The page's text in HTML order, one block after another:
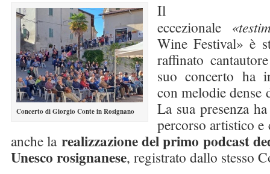
Concerto di Giorgio Conte in Rosignano
Il
eccezionale
Wine Festival» è
raffinato
suo concerto ha
con melodie dense
La sua presenza
percorso artistico
anche larealizzazione del primo podcast
Unesco rosignanese, registrato dallo stesso